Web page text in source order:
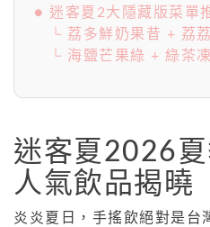
● 迷客夏2大隱藏版菜單
└ 荔多鮮奶果昔 + 荔
└ 海鹽芒果綠 + 綠茶凍
迷客夏2026
人氣飲品揭曉
炎炎夏日，手搖飲絕對是台